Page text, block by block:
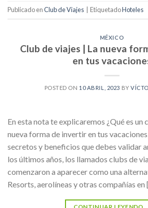
Publicado enClub de Viajes EtiquetadoHoteles
MÉXICO
Club de viajes | La nueva
en tus
POSTED ON 10 ABRIL, 2023 BY
En esta nota te explicaremos ¿Qué es un
nueva forma de invertir en tus
secretos y beneficios que debes validar
los últimos años, los llamados clubs de
comenzaron a aparecer como una
Resorts, aerolíneas y otras compañías